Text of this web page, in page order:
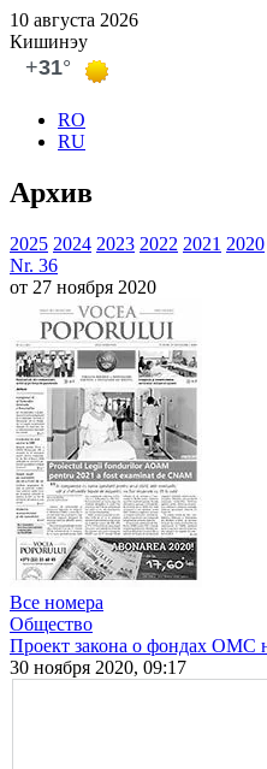
10 августа 2026
Кишинэу
RO
RU
Архив
2025 2024 2023 2022 2021 2020
Nr. 36
от 27 ноября 2020
Все номера
Общество
Проект закона о фондах ОМС
30 ноября 2020, 09:17